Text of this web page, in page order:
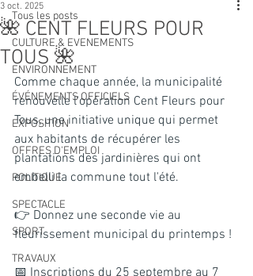
Tous les posts
CULTURE & EVENEMENTS
ENVIRONNEMENT
ÉVÉNEMENTS OFFICIELS
EXPOSITION
OFFRES D'EMPLOI
POLITIQUE
SPECTACLE
SPORT
TRAVAUX
🌺 CENT FLEURS POUR
TOUS 🌺
3 oct. 2025
Comme chaque année, la municipalité
renouvelle l'opération Cent Fleurs pour
Tous, une initiative unique qui permet
aux habitants de récupérer les
plantations des jardinières qui ont
embelli la commune tout l'été.
👉 Donnez une seconde vie au
fleurissement municipal du printemps !
📅 Inscriptions du 25 septembre au 7